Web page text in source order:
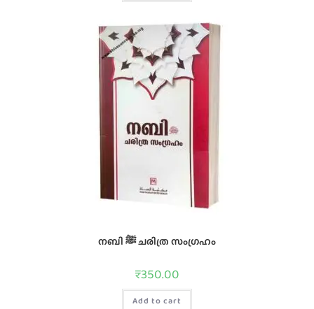
നബി ﷺ ചരിത്ര സംഗ്രഹം
₹350.00
Add to cart